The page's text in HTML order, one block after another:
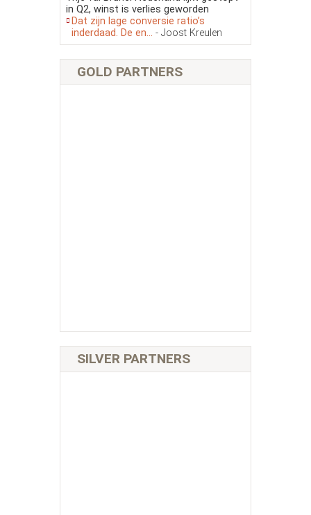
in Q2, winst is verlies geworden
Dat zijn lage conversie ratio’s
inderdaad. De en... - Joost Kreulen
GOLD PARTNERS
SILVER PARTNERS